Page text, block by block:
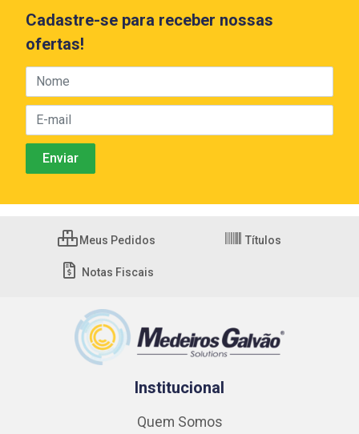
Cadastre-se para receber nossas
ofertas!
Meus Pedidos Títulos
Notas Fiscais
Institucional
Quem Somos